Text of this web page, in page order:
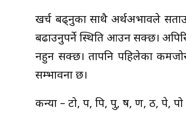
खर्च बढ्नुका साथै अर्थअभावले सताउन
बढाउनुपर्ने स्थिति आउन सक्छ।
नहुन सक्छ। तापनि पहिलेका
सम्भावना छ।
कन्या – टो, प, पि, पु, ष, ण, ठ, पे, पो